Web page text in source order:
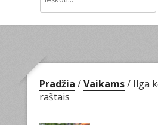
Pradžia /Vaikams/ Ilga
raštais